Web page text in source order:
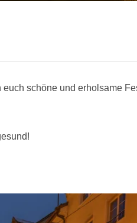
schöne und erholsame